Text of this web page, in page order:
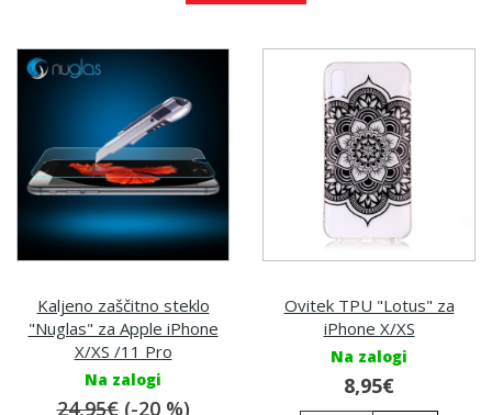
Kaljeno zaščitno steklo
"Nuglas" za Apple iPhone
X/XS /11 Pro
Na zalogi
24,95€(-20 %)
Ovitek TPU "Lotus" za
iPhone X/XS
Na zalogi
8,95€